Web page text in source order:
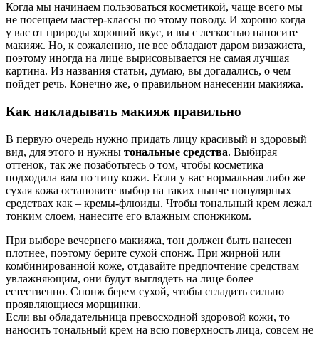
Когда мы начинаем пользоваться косметикой, чаще всего мы
не посещаем мастер-классы по этому поводу. И хорошо когда
у вас от природы хороший вкус, и вы с легкостью наносите
макияж. Но, к сожалению, не все обладают даром визажиста,
поэтому иногда на лице вырисовывается не самая лучшая
картина. Из названия статьи, думаю, вы догадались, о чем
пойдет речь. Конечно же, о правильном нанесении макияжа.
Как накладывать макияж правильно
В первую очередь нужно придать лицу красивый и здоровый
вид, для этого и нужны тональные средства. Выбирая
оттенок, так же позаботьтесь о том, чтобы косметика
подходила вам по типу кожи. Если у вас нормальная либо же
сухая кожа остановите выбор на таких нынче популярных
средствах как – кремы-флюиды. Чтобы тональный крем лежал
тонким слоем, нанесите его влажным спонжиком.
При выборе вечернего макияжа, тон должен быть нанесен
плотнее, поэтому берите сухой спонж. При жирной или
комбинированной коже, отдавайте предпочтение средствам
увлажняющим, они будут выглядеть на лице более
естественно. Спонж берем сухой, чтобы сгладить сильно
проявляющиеся морщинки.
Если вы обладательница превосходной здоровой кожи, то
наносить тональный крем на всю поверхность лица, совсем не